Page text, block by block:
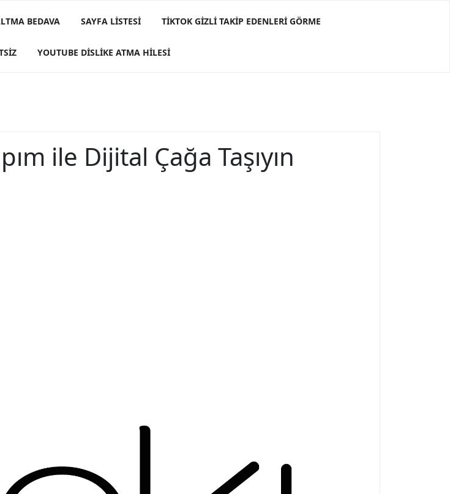
BEDAVA SAYFA LISTESI TIKTOK GIZLI TAKIP EDENLERI GÖRME
YOUTUBE DISLIKE ATMA HILESI
ile Dijital Çağa Taşıyın